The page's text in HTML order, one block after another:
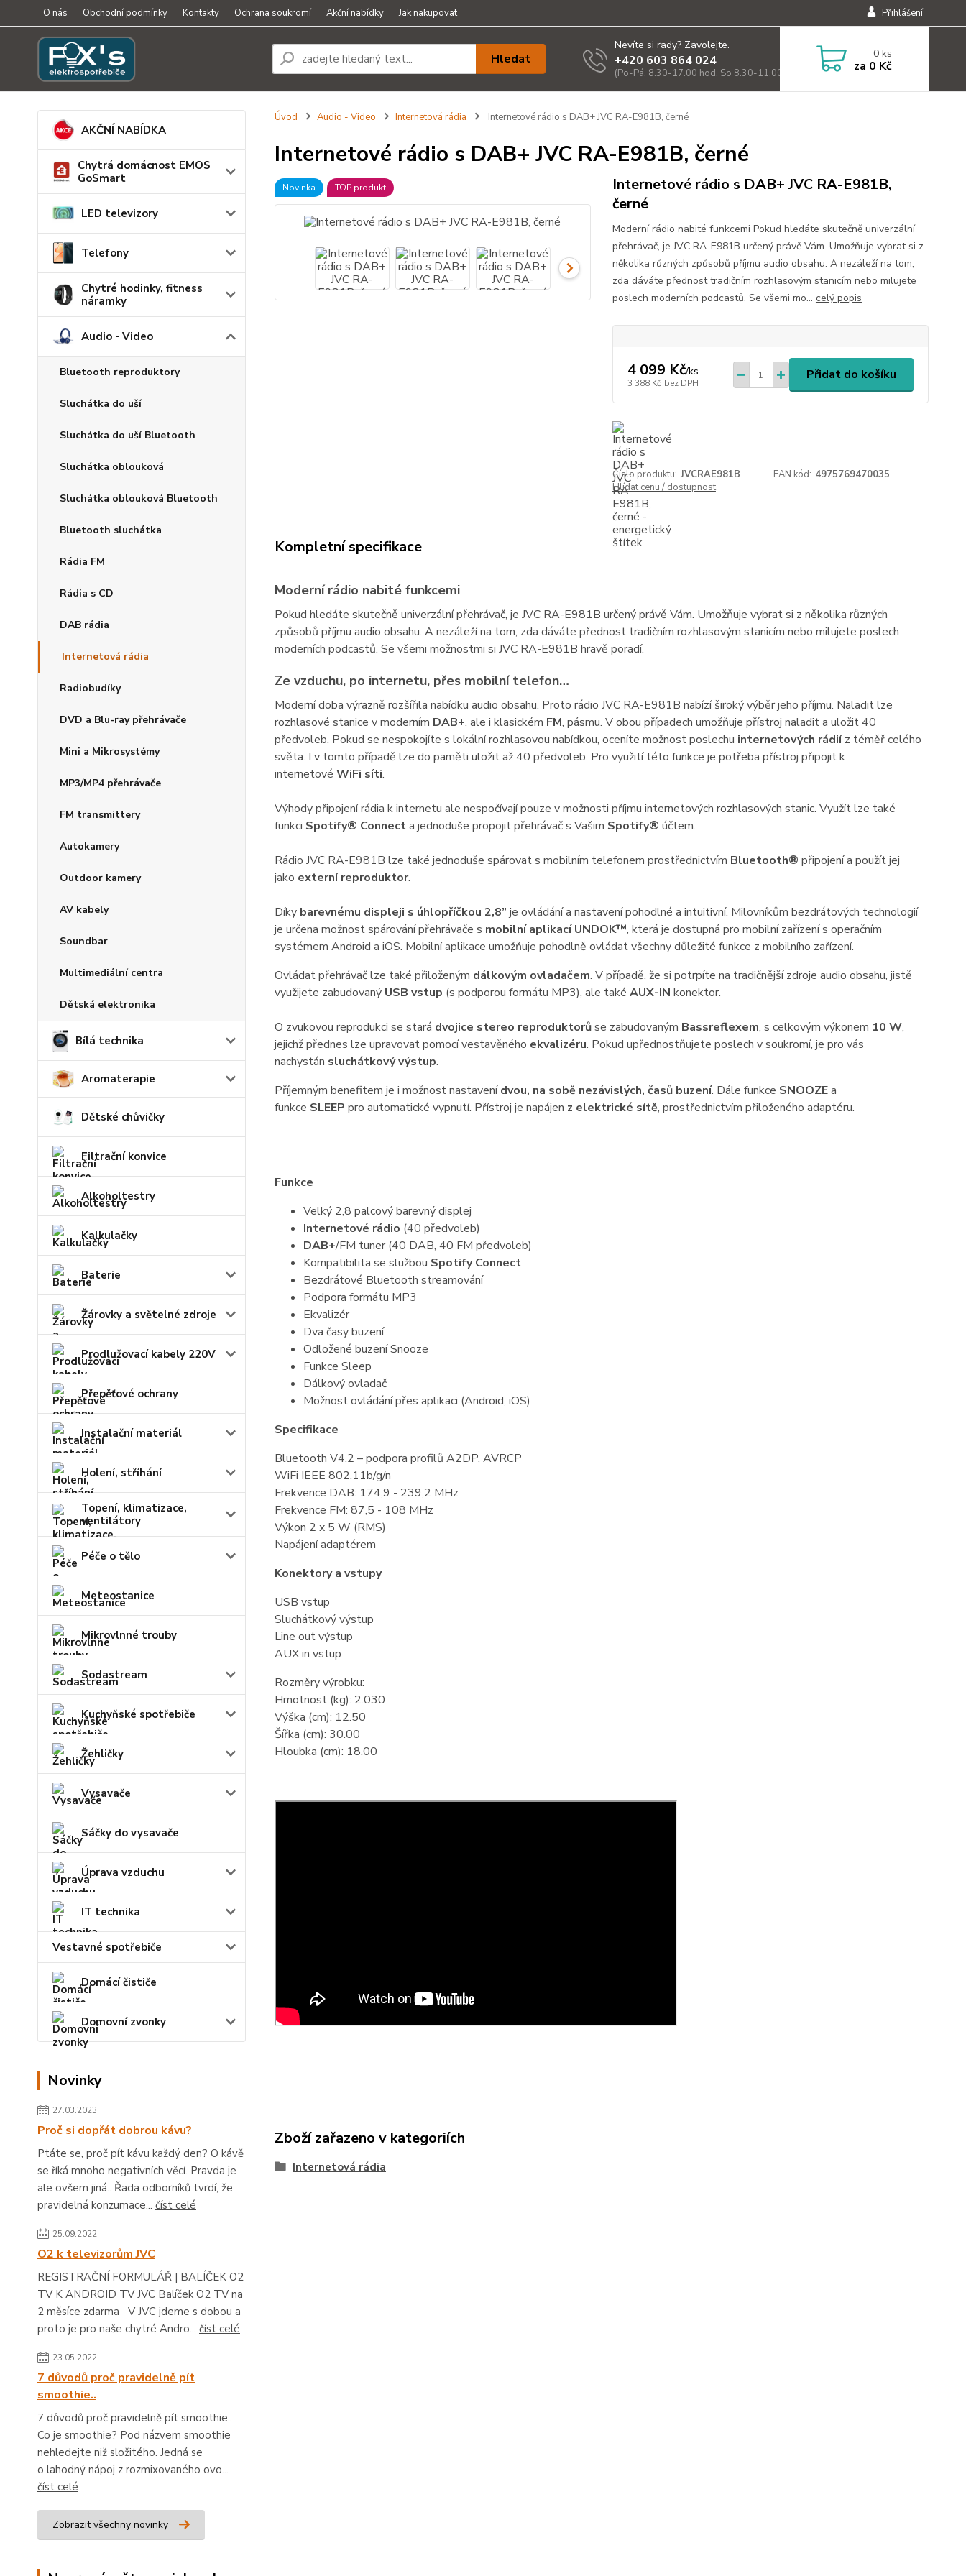
O nás Obchodní podmínky Kontakty Ochrana soukromí Akční nabídky Jak nakupovat Přihlášení
Hledat
Nevíte si rady? Zavolejte.
+420 603 864 024
(Po-Pá, 8.30-17.00 hod. So 8.30-11.00)
0ks
za 0 Kč
AKČNÍ NABÍDKA
Chytrá domácnost EMOS
GoSmart
LED televizory
Telefony
Chytré hodinky, fitness
náramky
Audio - Video
Bluetooth reproduktory
Sluchátka do uší
Sluchátka do uší Bluetooth
Sluchátka oblouková
Sluchátka oblouková Bluetooth
Bluetooth sluchátka
Rádia FM
Rádia s CD
DAB rádia
Internetová rádia
Radiobudíky
DVD a Blu-ray přehrávače
Mini a Mikrosystémy
MP3/MP4 přehrávače
FM transmittery
Autokamery
Outdoor kamery
AV kabely
Soundbar
Multimediální centra
Dětská elektronika
Bílá technika
Aromaterapie
Dětské chůvičky
Filtrační konvice
Alkoholtestry
Kalkulačky
Baterie
Žárovky a světelné zdroje
Prodlužovací kabely 220V
Přepěťové ochrany
Instalační materiál
Holení, stříhání
Topení, klimatizace,
ventilátory
Péče o tělo
Meteostanice
Mikrovlnné trouby
Sodastream
Kuchyňské spotřebiče
Žehličky
Vysavače
Sáčky do vysavače
Úprava vzduchu
IT technika
Vestavné spotřebiče
Domácí čističe
Domovní zvonky
Novinky
27.03.2023
Proč si dopřát dobrou kávu?
Ptáte se, proč pít kávu každý den? O kávě
se říká mnoho negativních věcí. Pravda je
ale ovšem jiná.. Řada odborníků tvrdí, že
pravidelná konzumace... číst celé
25.09.2022
O2 k televizorům JVC
REGISTRAČNÍ FORMULÁŘ | BALÍČEK O2
TV K ANDROID TV JVC Balíček O2 TV na
2 měsíce zdarma V JVC jdeme s dobou a
proto je pro naše chytré Andro... číst celé
23.05.2022
7 důvodů proč pravidelně pít
smoothie..
7 důvodů proč pravidelně pít smoothie..
Co je smoothie? Pod názvem smoothie
nehledejte niž složitého. Jedná se
o lahodný nápoj z rozmixovaného ovo...
číst celé
Zobrazit všechny novinky
Úvod Audio - Video Internetová rádia Internetové rádio s DAB+ JVC RA-E981B, černé
Internetové rádio s DAB+ JVC RA-E981B, černé
Novinka TOP produkt
Internetové rádio s DAB+ JVC RA-E981B,
černé
Moderní rádio nabité funkcemi Pokud hledáte skutečně univerzální
přehrávač, je JVC RA-E981B určený právě Vám. Umožňuje vybrat si z
několika různých způsobů příjmu audio obsahu. A nezáleží na tom,
zda dáváte přednost tradičním rozhlasovým stanicím nebo milujete
poslech moderních podcastů. Se všemi mo... celý popis
4 099 Kč/ks
3 388 Kč bez DPH
Přidat do košíku
Číslo produktu: JVCRAE981B EAN kód: 4975769470035
Hlídat cenu / dostupnost
Kompletní specifikace
Moderní rádio nabité funkcemi
Pokud hledáte skutečně univerzální přehrávač, je JVC RA-E981B určený právě Vám. Umožňuje vybrat si z několika různých
způsobů příjmu audio obsahu. A nezáleží na tom, zda dáváte přednost tradičním rozhlasovým stanicím nebo milujete poslech
moderních podcastů. Se všemi možnostmi si JVC RA-E981B hravě poradí.
Ze vzduchu, po internetu, přes mobilní telefon…
Moderní doba výrazně rozšířila nabídku audio obsahu. Proto rádio JVC RA-E981B nabízí široký výběr jeho příjmu. Naladit lze
rozhlasové stanice v moderním DAB+, ale i klasickém FM, pásmu. V obou případech umožňuje přístroj naladit a uložit 40
předvoleb. Pokud se nespokojíte s lokální rozhlasovou nabídkou, oceníte možnost poslechu internetových rádiíz téměř celého
světa. I v tomto případě lze do paměti uložit až 40 předvoleb. Pro využití této funkce je potřeba přístroj připojit k
internetové WiFi síti.
Výhody připojení rádia k internetu ale nespočívají pouze v možnosti příjmu internetových rozhlasových stanic. Využít lze také
funkci Spotify® Connecta jednoduše propojit přehrávač s Vašim Spotify® účtem.
Rádio JVC RA-E981B lze také jednoduše spárovat s mobilním telefonem prostřednictvím Bluetooth® připojení a použít jej
jako externí reproduktor.
Díky barevnému displeji s úhlopříčkou 2,8” je ovládání a nastavení pohodlné a intuitivní. Milovníkům bezdrátových technologií
je určena možnost spárování přehrávače s mobilní aplikací UNDOK™, která je dostupná pro mobilní zařízení s operačním
systémem Android a iOS. Mobilní aplikace umožňuje pohodlně ovládat všechny důležité funkce z mobilního zařízení.
Ovládat přehrávač lze také přiloženým dálkovým ovladačem. V případě, že si potrpíte na tradičnější zdroje audio obsahu, jistě
využijete zabudovaný USB vstup (s podporou formátu MP3), ale také AUX-IN konektor.
O zvukovou reprodukci se stará dvojice stereo reproduktorůse zabudovaným Bassreflexem, s celkovým výkonem 10 W,
jejichž přednes lze upravovat pomocí vestavěného ekvalizéru. Pokud upřednostňujete poslech v soukromí, je pro vás
nachystán sluchátkový výstup.
Příjemným benefitem je i možnost nastavenídvou, na sobě nezávislých, časů buzení. Dále funkce SNOOZEa
funkce SLEEP pro automatické vypnutí. Přístroj je napájen z elektrické sítě, prostřednictvím přiloženého adaptéru.
Funkce
Velký 2,8 palcový barevný displej
Internetové rádio (40 předvoleb)
DAB+/FM tuner (40 DAB, 40 FM předvoleb)
Kompatibilita se službou Spotify Connect
Bezdrátové Bluetooth streamování
Podpora formátu MP3
Ekvalizér
Dva časy buzení
Odložené buzení Snooze
Funkce Sleep
Dálkový ovladač
Možnost ovládání přes aplikaci (Android, iOS)
Specifikace
Bluetooth V4.2 – podpora profilů A2DP, AVRCP
WiFi IEEE 802.11b/g/n
Frekvence DAB: 174,9 - 239,2 MHz
Frekvence FM: 87,5 - 108 MHz
Výkon 2 x 5 W (RMS)
Napájení adaptérem
Konektory a vstupy
USB vstup
Sluchátkový výstup
Line out výstup
AUX in vstup
Rozměry výrobku:
Hmotnost (kg): 2.030
Výška (cm): 12.50
Šířka (cm): 30.00
Hloubka (cm): 18.00
Zboží zařazeno v kategoriích
Internetová rádia